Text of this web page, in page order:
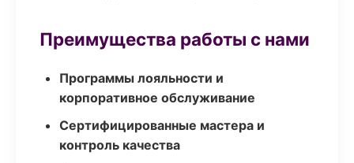
Преимущества работы с нами
Программы лояльности и
корпоративное обслуживание
Сертифицированные мастера и
контроль качества